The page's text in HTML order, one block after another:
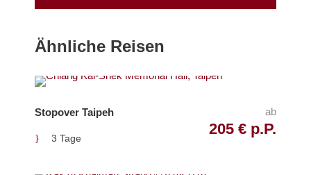
Pick Up & Drop Off
Start
Ähnliche Reisen
Stopover Taipeh ab
205 € p.P.
3 Tage